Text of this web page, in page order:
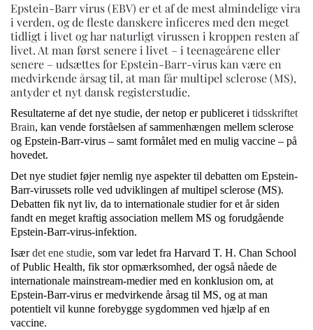
Epstein-Barr virus (EBV) er et af de mest almindelige vira
i verden, og de fleste danskere inficeres med den meget
tidligt i livet og har naturligt virussen i kroppen resten af
livet. At man først senere i livet – i teenageårene eller
senere – udsættes for Epstein-Barr-virus kan være en
medvirkende årsag til, at man får multipel sclerose (MS),
antyder et nyt dansk registerstudie.
Resultaterne af det nye studie, der netop er publiceret i tidsskriftet
Brain, kan vende forståelsen af sammenhængen mellem sclerose
og Epstein-Barr-virus – samt formålet med en mulig vaccine – på
hovedet.
Det nye studiet føjer nemlig nye aspekter til debatten om Epstein-
Barr-virussets rolle ved udviklingen af multipel sclerose (MS).
Debatten fik nyt liv, da to internationale studier for et år siden
fandt en meget kraftig association mellem MS og forudgående
Epstein-Barr-virus-infektion.
Isærdet ene studie, som var ledet fra Harvard T. H. Chan School
of Public Health, fik stor opmærksomhed, der også nåede de
internationale mainstream-medier med en konklusion om, at
Epstein-Barr-virus er medvirkende årsag til MS, og at man
potentielt vil kunne forebygge sygdommen ved hjælp af en
vaccine.